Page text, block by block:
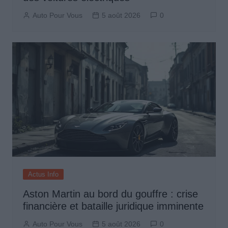
Auto Pour Vous 5 août 2026 0
Actus Info
Aston Martin au bord du gouffre : crise
financière et bataille juridique imminente
Auto Pour Vous 5 août 2026 0